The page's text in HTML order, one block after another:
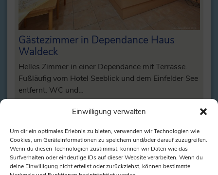
Einwilligung verwalten
Um dir ein optimales Erlebnis zu bieten, verwenden wir Technologien wie
Cookies, um Geräteinformationen zu speichern und/oder darauf zuzugreifen.
Wenn du diesen Technologien zustimmst, können wir Daten wie das
Surfverhalten oder eindeutige IDs auf dieser Website verarbeiten. Wenn du
deine Einwilligung nicht erteilst oder zurückziehst, können bestimmte
Gästezimmer in Dependance Haus
Waldeck
Helles Zimmer in einer Dependance mit Terrasse.
Fußläufig vom Hotel Seeblick und dem Einfelder See
entfernt, WC und…